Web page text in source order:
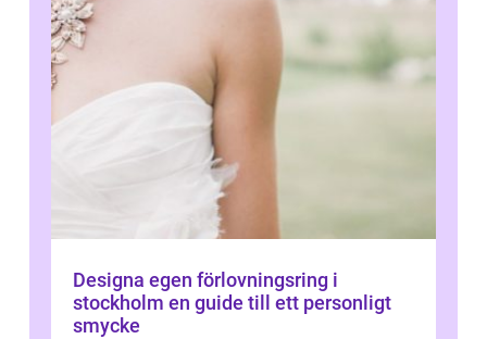
Designa egen förlovningsring i
stockholm en guide till ett personligt
smycke